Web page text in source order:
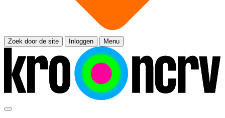
Zoek door de site Inloggen Menu